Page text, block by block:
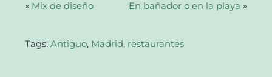
abre
en
« Mix de diseño En bañador o en la playa »
Tags:Antiguo, Madrid, restaurantes